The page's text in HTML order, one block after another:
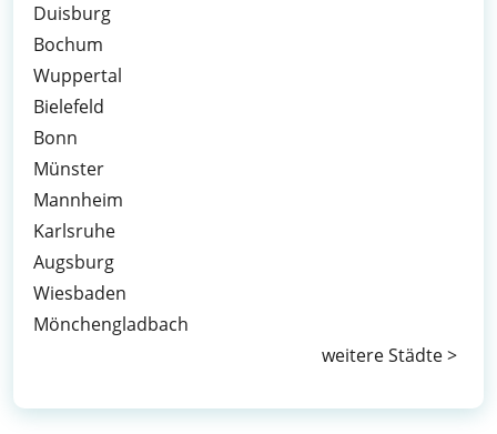
Duisburg
Bochum
Wuppertal
Bielefeld
Bonn
Münster
Mannheim
Karlsruhe
Augsburg
Wiesbaden
Mönchengladbach
weitere Städte >